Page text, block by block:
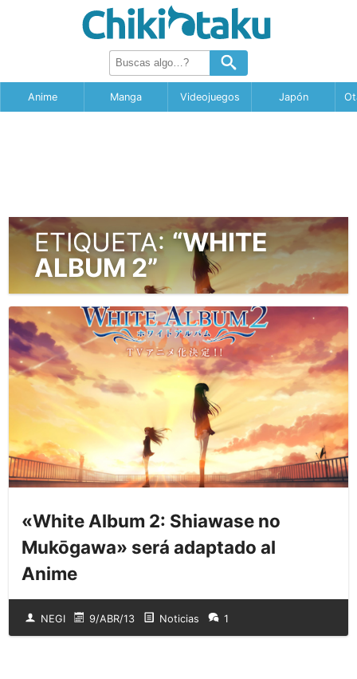
Anime Manga Videojuegos Japón
ETIQUETA:“WHITE
ALBUM 2”
«White Album 2: Shiawase no
Mukōgawa» será adaptado al
Anime
NEGI 9/ABR/13 Noticias 1